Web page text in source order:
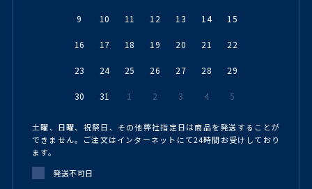
9 10 11 12 13 14 15
16 17 18 19 20 21 22
23 24 25 26 27 28 29
30 31 1 2 3 4 5
土曜、日曜、祝祭日、その他弊社指定日は商品を発送することが
できません。ご注文はインターネットにて24時間お受けしており
ます。
発送不可日